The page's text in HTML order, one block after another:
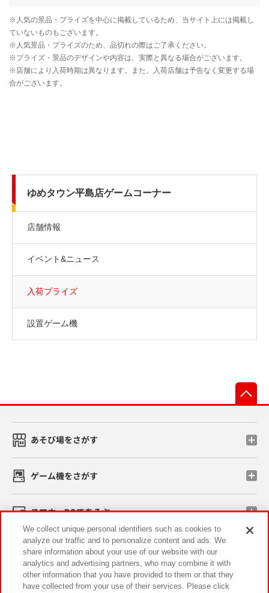
ゆめタウン平島店ゲームコーナー
店舗情報
イベント&ニュース
入荷プライズ
設置ゲーム機
あそび場をさがす
ゲーム機をさがす
スマホ・PCであそぶ
イベント・キャンペーン
We collect unique personal identifiers such as cookies to
analyze our traffic and to personalize content and ads. We
share information about your use of our website with our
analytics and advertising partners, who may combine it with
other information that you have provided to them or that they
have collected from your use of their services. Please click